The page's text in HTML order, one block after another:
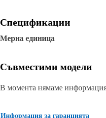
Спецификации
Мерна единица
Съвместими модели
В момента нямаме информация
Информация за гаранцията